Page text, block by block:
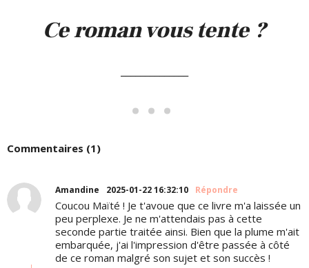
Ce roman vous tente ?
Commentaires (1)
Amandine 2025-01-22 16:32:10 Répondre
Coucou Maïté ! Je t'avoue que ce livre m'a laissée un
peu perplexe. Je ne m'attendais pas à cette
seconde partie traitée ainsi. Bien que la plume m'ait
embarquée, j'ai l'impression d'être passée à côté
de ce roman malgré son sujet et son succès !